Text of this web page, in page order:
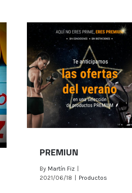
PREMIUN
By Martín Fiz
2021/06/18
Productos